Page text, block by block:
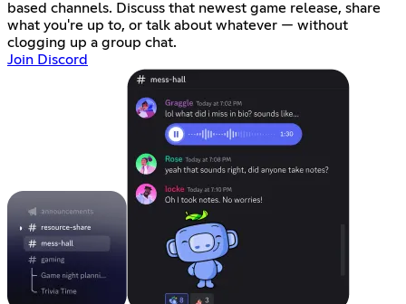
based channels. Discuss that newest game release, share
what you're up to, or talk about whatever — without
clogging up a group chat.
Join Discord